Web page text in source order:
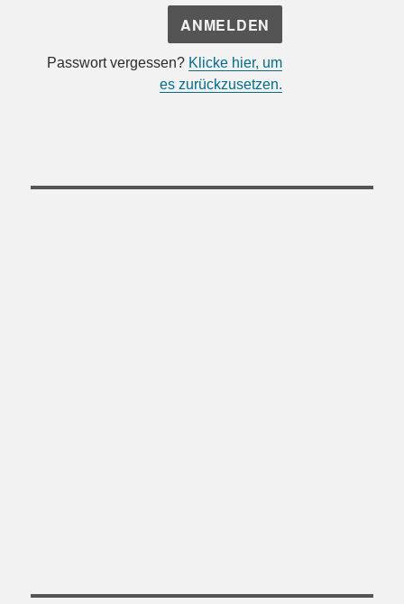
Passwort vergessen? Klicke hier, um
es zurückzusetzen.